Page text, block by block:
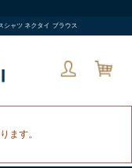
シャツ ネクタイ ブラウス
ます。